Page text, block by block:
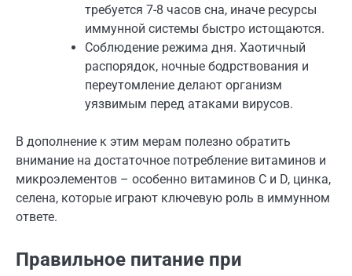
требуется 7-8 часов сна, иначе ресурсы
иммунной системы быстро истощаются.
Соблюдение режима дня. Хаотичный
распорядок, ночные бодрствования и
переутомление делают организм
уязвимым перед атаками вирусов.
В дополнение к этим мерам полезно обратить
внимание на достаточное потребление витаминов и
микроэлементов – особенно витаминов С и D, цинка,
селена, которые играют ключевую роль в иммунном
ответе.
Правильное питание при